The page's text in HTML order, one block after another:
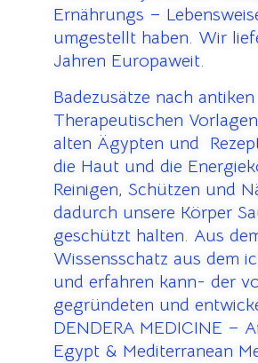
Ernährungs –
umgestellt haben. Wir
Jahren Europaweit.
Badezusätze nach antiken
Therapeutischen
alten Ägypten und
die Haut und die
Reinigen, Schützen und
dadurch unsere Körper
geschützt halten. Aus
Wissensschatz aus dem
und erfahren kann- der
gegründeten und
DENDERA MEDICINE –
Egypt & Mediterranean